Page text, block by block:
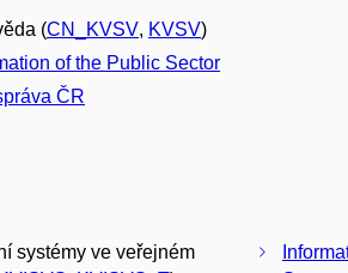
(CN_KVSV, KVSV)
of the Public Sector
ČR
systémy ve veřejném